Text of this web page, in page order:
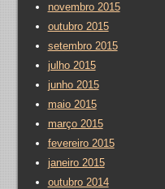
novembro 2015
outubro 2015
setembro 2015
julho 2015
junho 2015
maio 2015
março 2015
fevereiro 2015
janeiro 2015
outubro 2014